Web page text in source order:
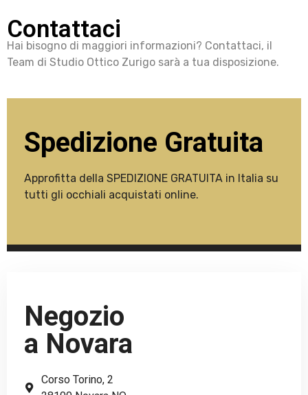
Contattaci
Hai bisogno di maggiori informazioni? Contattaci, il
Team di Studio Ottico Zurigo sarà a tua disposizione.
Spedizione Gratuita
Approfitta della SPEDIZIONE GRATUITA in Italia su
tutti gli occhiali acquistati online.
Negozio
a Novara
Corso Torino, 2